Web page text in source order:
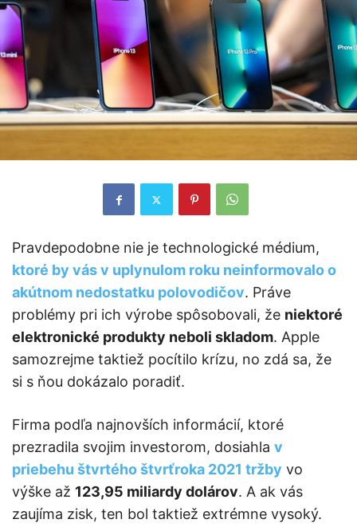
Pravdepodobne nie je technologické médium,
ktoré by vás v uplynulom roku neinformovalo o
akútnom nedostatku polovodičov. Práve
problémy pri ich výrobe spôsobovali, že niektoré
elektronické produkty neboli skladom. Apple
samozrejme taktiež pocítilo krízu, no zdá sa, že
si s ňou dokázalo poradiť.
Firma podľa najnovších informácií, ktoré
prezradila svojim investorom, dosiahla v
priebehu štvrtého štvrťroka 2021 tržby vo
výške až 123,95 miliardy dolárov. A ak vás
zaujíma zisk, ten bol taktiež extrémne vysoký.